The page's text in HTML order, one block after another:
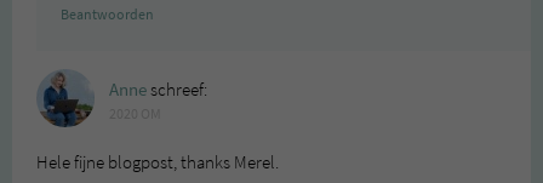
Beantwoorden
Anneschreef:
Hele fijne blogpost, thanks Merel.